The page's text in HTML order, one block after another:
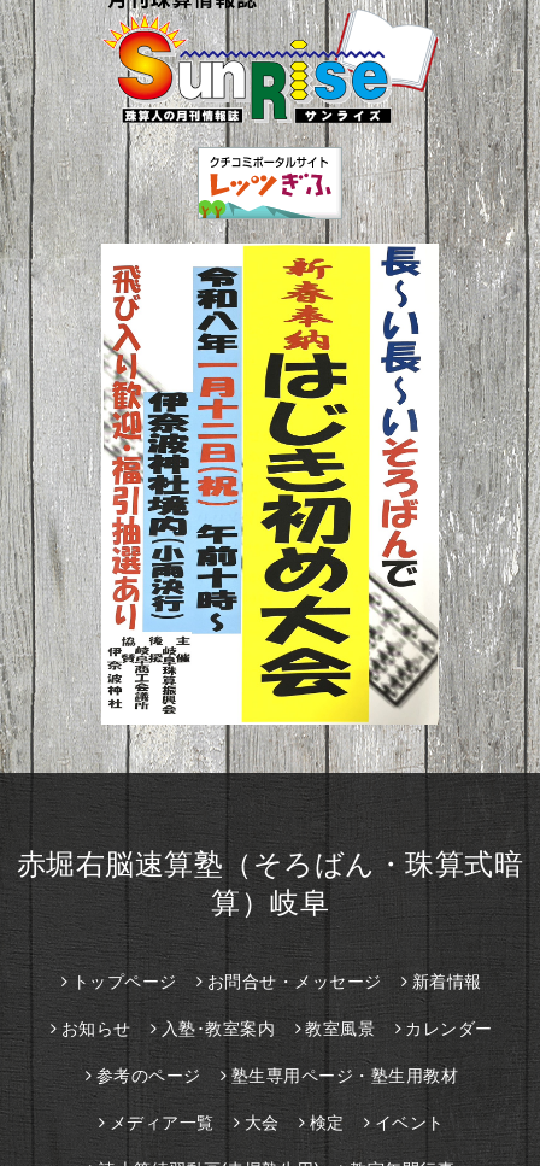
赤堀右脳速算塾（そろばん・珠算式暗
算）岐阜
トップページ お問合せ・メッセージ 新着情報
お知らせ 入塾･教室案内 教室風景 カレンダー
参考のページ 塾生専用ページ・塾生用教材
メディア一覧 大会 検定 イベント